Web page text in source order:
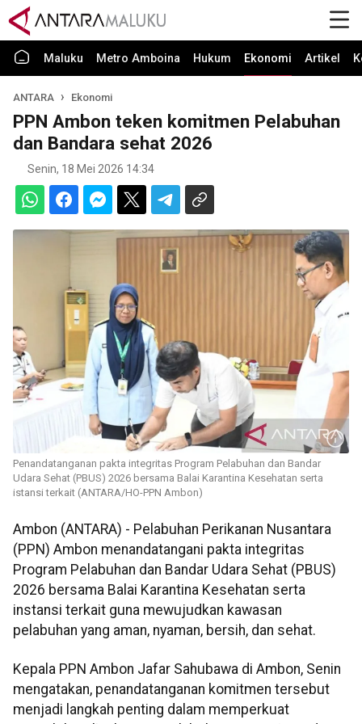
Maluku Metro Amboina Hukum Ekonomi Artikel
ANTARA Ekonomi
PPN Ambon teken komitmen Pelabuhan
dan Bandara sehat 2026
Senin, 18 Mei 2026 14:34
Penandatanganan pakta integritas Program Pelabuhan dan Bandar
Udara Sehat (PBUS) 2026 bersama Balai Karantina Kesehatan serta
istansi terkait (ANTARA/HO-PPN Ambon)
Ambon (ANTARA) - Pelabuhan Perikanan Nusantara
(PPN) Ambon menandatangani pakta integritas
Program Pelabuhan dan Bandar Udara Sehat (PBUS)
2026 bersama Balai Karantina Kesehatan serta
instansi terkait guna mewujudkan kawasan
pelabuhan yang aman, nyaman, bersih, dan sehat.
Kepala PPN Ambon Jafar Sahubawa di Ambon, Senin
mengatakan, penandatanganan komitmen tersebut
menjadi langkah penting dalam memperkuat